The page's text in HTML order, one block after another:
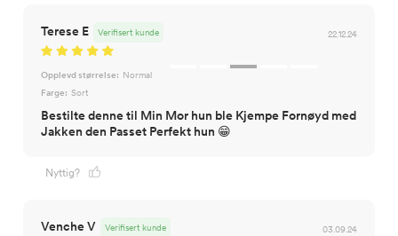
Terese E 22.12.24
Verifisert kunde
Opplevd størrelse: Normal
Farge: Sort
Bestilte denne til Min Mor hun ble Kjempe Fornøyd med
Jakken den Passet Perfekt hun 😁
Nyttig?
Venche V 03.09.24
Verifisert kunde